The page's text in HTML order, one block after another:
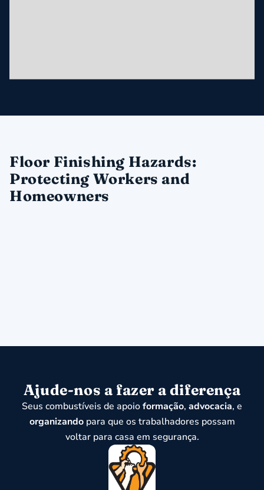
Floor Finishing Hazards:
Protecting Workers and
Homeowners
Ajude-nos a fazer a diferença
Seus combustíveis de apoioformação, advocacia, e
organizandopara que os trabalhadores possam
voltar para casa em segurança.